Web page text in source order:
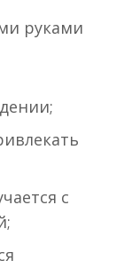
руками
с